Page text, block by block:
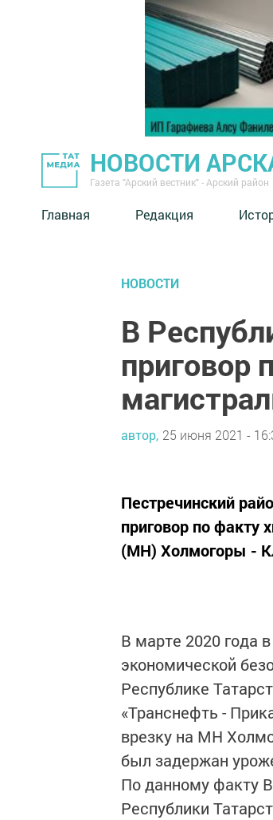
НОВОСТИ
Газета "Арский вестник" - Арский район
Главная Редакция
НОВОСТИ
В
приговор
автор, 25 июня 2021 -
Пестречинский
приговор по факту
(МН) Холмогоры -
В марте 2020 года
экономической
Республике
«Транснефть -
врезку на МН
был задержан
По данному факту
Республики